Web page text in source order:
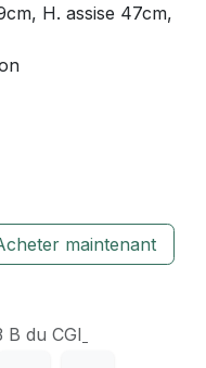
H. assise 47cm,
maintenant
du CGI